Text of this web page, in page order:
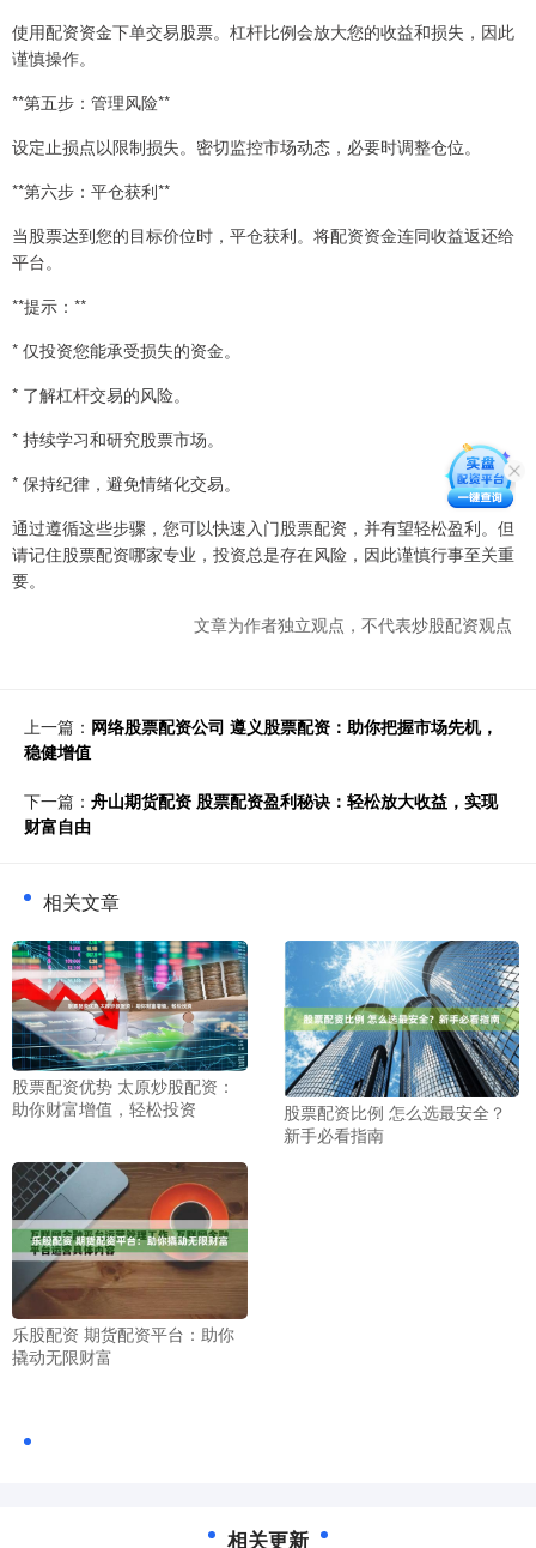
使用配资资金下单交易股票。杠杆比例会放大您的收益和损失，因此
谨慎操作。
**第五步：管理风险**
设定止损点以限制损失。密切监控市场动态，必要时调整仓位。
**第六步：平仓获利**
当股票达到您的目标价位时，平仓获利。将配资资金连同收益返还给
平台。
**提示：**
* 仅投资您能承受损失的资金。
* 了解杠杆交易的风险。
* 持续学习和研究股票市场。
* 保持纪律，避免情绪化交易。
通过遵循这些步骤，您可以快速入门股票配资，并有望轻松盈利。但
请记住股票配资哪家专业，投资总是存在风险，因此谨慎行事至关重
要。
文章为作者独立观点，不代表炒股配资观点
上一篇： 网络股票配资公司 遵义股票配资：助你把握市场先机，
稳健增值
下一篇： 舟山期货配资 股票配资盈利秘诀：轻松放大收益，实现
财富自由
相关文章
股票配资优势 太原炒股配资：
助你财富增值，轻松投资
股票配资比例 怎么选最安全？
新手必看指南
乐股配资 期货配资平台：助你
撬动无限财富
相关更新